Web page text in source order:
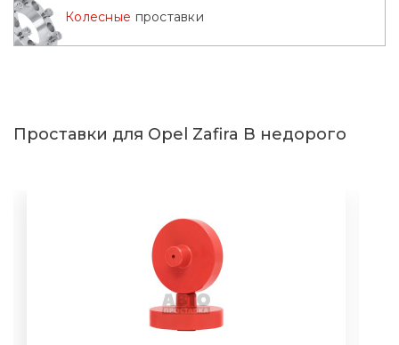
Колесные проставки
Проставки для Opel Zafira B недорого